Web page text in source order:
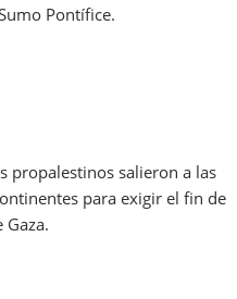
Pontífice.
propalestinos salieron a las
para exigir el fin de